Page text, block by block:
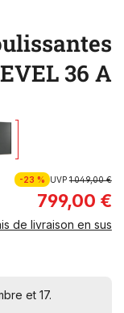
36 A
-23 % UVP1 049,00 €
799,00 €
de livraison en sus
et 17.